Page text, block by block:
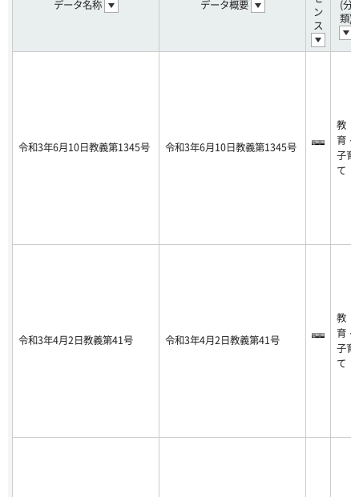
データ名称 データ概要
ン
ス
(分
類)
令和3年6月10日教義第1345号 令和3年6月10日教義第1345号
教
育・
子育
て
令和3年4月2日教義第41号 令和3年4月2日教義第41号
教
育・
子育
て